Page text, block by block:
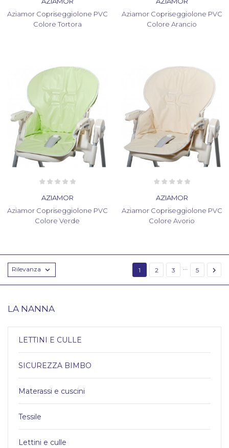
LA NANNA
LETTINI E CULLE
SICUREZZA BIMBO
Materassi e cuscini
Tessile
Lettini e culle
Aziamor Copriseggiolone PVC
Colore Tortora
Aziamor Copriseggiolone PVC
Colore Arancio
AZIAMOR
Aziamor Copriseggiolone PVC
Colore Verde
AZIAMOR
Aziamor Copriseggiolone PVC
Colore Avorio
Rilevanza  1 2 3 … 5 